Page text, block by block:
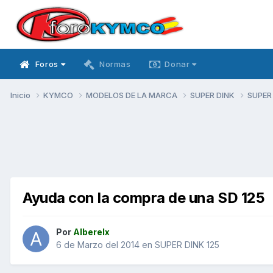
Foros Normas Donar
Inicio KYMCO MODELOS DE LA MARCA SUPER DINK
Ayuda con la compra de una SD 125
Por Alberelx
6 de Marzo del 2014 en SUPER DINK 125